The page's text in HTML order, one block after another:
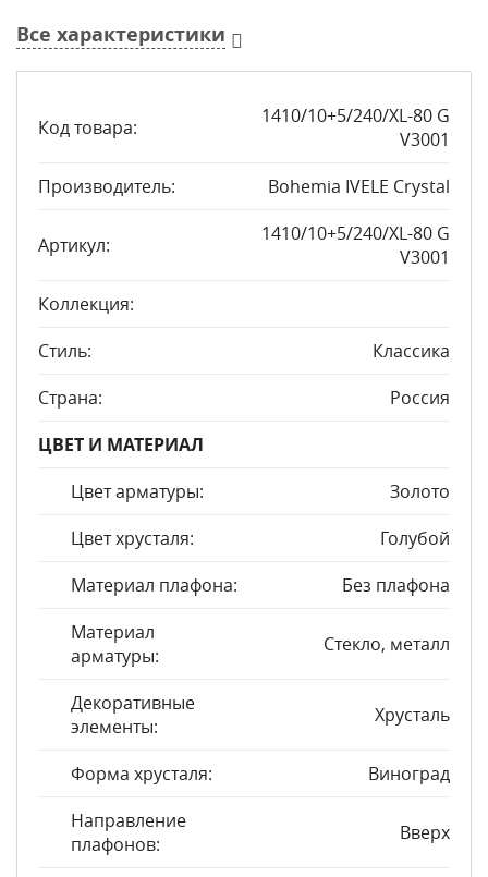
Все характеристики
Код товара:
1410/10+5/240/XL-80 G
V3001
Производитель:
Bohemia IVELE Crystal
Артикул:
1410/10+5/240/XL-80 G
V3001
Коллекция:
Стиль:
Классика
Страна:
Россия
ЦВЕТ И МАТЕРИАЛ
Цвет арматуры:
Золото
Цвет хрусталя:
Голубой
Материал плафона:
Без плафона
Материал
арматуры:
Стекло, металл
Декоративные
элементы:
Хрусталь
Форма хрусталя:
Виноград
Направление
плафонов:
Вверх